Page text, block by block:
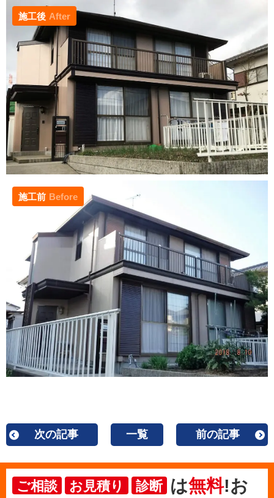
施工後 After
施工前 Before
次の記事 一覧 前の記事
ご相談 お見積り 診断 は無料!お